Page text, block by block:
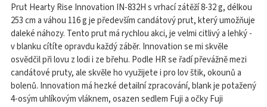
Prut Hearty Rise Innovation IN-832H s vrhací zátěží 8-32 g, délkou
253 cm a váhou 116 g je především candátový prut, který umožňuje
daleké náhozy. Tento prut má rychlou akci, je velmi citlivý a lehký -
v blanku cítíte opravdu každý záběr. Innovation se mi skvěle
osvědčil při lovu z lodi i ze břehu. Podle HR se řadí převážně mezi
candátové pruty, ale skvěle ho využijete i pro lov štik, okounů a
bolenů. Innovation má hezké detailní zpracování, blank je potažený
4-osým uhlíkovým vláknem, osazen sedlem Fuji a očky Fuji